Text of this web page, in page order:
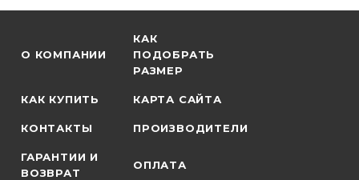
О КОМПАНИИ
КАК
ПОДОБРАТЬ
РАЗМЕР
КАК КУПИТЬ КАРТА САЙТА
КОНТАКТЫ ПРОИЗВОДИТЕЛИ
ГАРАНТИИ И
ВОЗВРАТ
ОПЛАТА